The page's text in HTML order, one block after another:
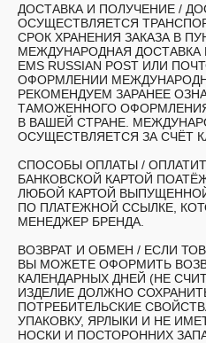
ДОСТАВКА И ПОЛУЧЕНИЕ /
ОСУЩЕСТВЛЯЕТСЯ
СРОК ХРАНЕНИЯ ЗАКАЗА В
МЕЖДУНАРОДНАЯ
EMS RUSSIAN POST ИЛИ
ОФОРМЛЕНИИ
РЕКОМЕНДУЕМ ЗАРАНЕЕ
ТАМОЖЕННОГО
В ВАШЕЙ СТРАНЕ.
ОСУЩЕСТВЛЯЕТСЯ ЗА СЧЁТ
СПОСОБЫ ОПЛАТЫ /
БАНКОВСКОЙ КАРТОЙ
ЛЮБОЙ КАРТОЙ
ПО ПЛАТЕЖНОЙ ССЫЛКЕ,
МЕНЕДЖЕР БРЕНДА.
ВОЗВРАТ И ОБМЕН / ЕСЛИ
ВЫ МОЖЕТЕ ОФОРМИТЬ
КАЛЕНДАРНЫХ ДНЕЙ (НЕ
ИЗДЕЛИЕ ДОЛЖНО
ПОТРЕБИТЕЛЬСКИЕ
УПАКОВКУ, ЯРЛЫКИ И НЕ
НОСКИ И ПОСТОРОННИХ